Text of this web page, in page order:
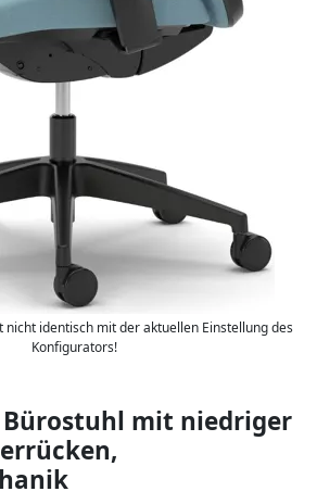
nicht identisch mit der aktuellen Einstellung des
Konfigurators!
Bürostuhl mit niedriger